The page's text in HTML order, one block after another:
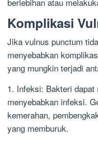
Komplikasi
Jika vulnus punctum
menyebabkan
yang mungkin terjadi
1. Infeksi: Bakteri
menyebabkan infeksi.
kemerahan,
yang memburuk.